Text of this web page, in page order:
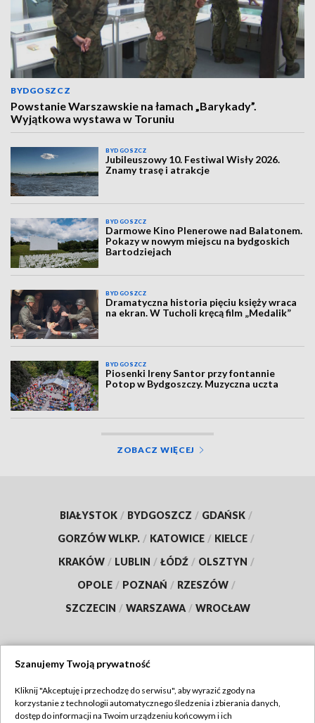
BYDGOSZCZ
Powstanie Warszawskie na łamach „Barykady”.
Wyjątkowa wystawa w Toruniu
BYDGOSZCZ
Jubileuszowy 10. Festiwal Wisły 2026.
Znamy trasę i atrakcje
BYDGOSZCZ
Darmowe Kino Plenerowe nad Balatonem.
Pokazy w nowym miejscu na bydgoskich
Bartodziejach
BYDGOSZCZ
Dramatyczna historia pięciu księży wraca
na ekran. W Tucholi kręcą film „Medalik”
BYDGOSZCZ
Piosenki Ireny Santor przy fontannie
Potop w Bydgoszczy. Muzyczna uczta
ZOBACZ WIĘCEJ
BIAŁYSTOK / BYDGOSZCZ / GDAŃSK /
GORZÓW WLKP. / KATOWICE / KIELCE /
KRAKÓW / LUBLIN / ŁÓDŹ / OLSZTYN /
OPOLE / POZNAŃ / RZESZÓW /
SZCZECIN / WARSZAWA / WROCŁAW
TVP
Szanujemy Twoją prywatność
Kliknij "Akceptuję i przechodzę do serwisu", aby wyrazić zgody na
korzystanie z technologii automatycznego śledzenia i zbierania danych,
dostęp do informacji na Twoim urządzeniu końcowym i ich